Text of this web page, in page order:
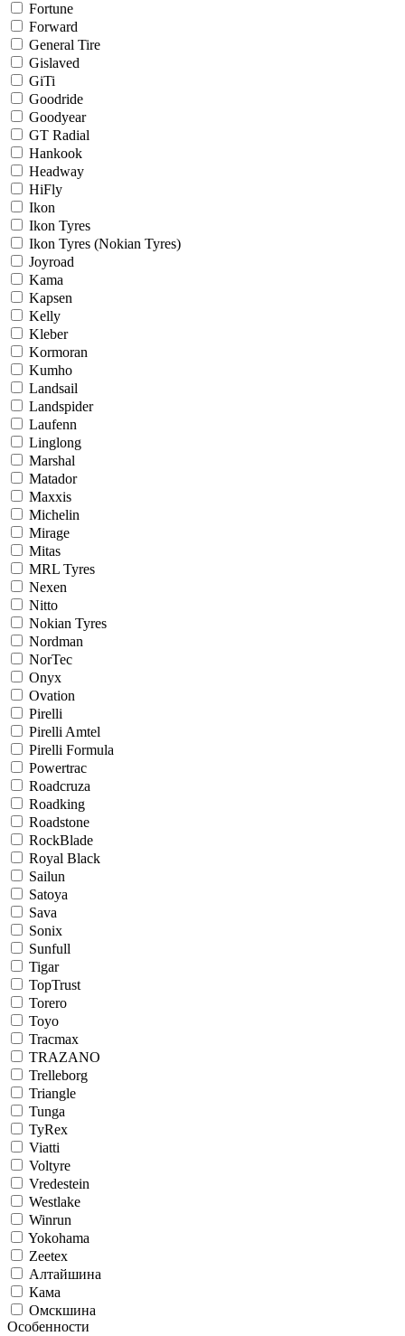
Fortune
Forward
General Tire
Gislaved
GiTi
Goodride
Goodyear
GT Radial
Hankook
Headway
HiFly
Ikon
Ikon Tyres
Ikon Tyres (Nokian Tyres)
Joyroad
Kama
Kapsen
Kelly
Kleber
Kormoran
Kumho
Landsail
Landspider
Laufenn
Linglong
Marshal
Matador
Maxxis
Michelin
Mirage
Mitas
MRL Tyres
Nexen
Nitto
Nokian Tyres
Nordman
NorTec
Onyx
Ovation
Pirelli
Pirelli Amtel
Pirelli Formula
Powertrac
Roadcruza
Roadking
Roadstone
RockBlade
Royal Black
Sailun
Satoya
Sava
Sonix
Sunfull
Tigar
TopTrust
Torero
Toyo
Tracmax
TRAZANO
Trelleborg
Triangle
Tunga
TyRex
Viatti
Voltyre
Vredestein
Westlake
Winrun
Yokohama
Zeetex
Алтайшина
Кама
Омскшина
Особенности